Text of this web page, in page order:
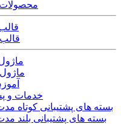
محصولات
خدمات و
بسته های پشتیبانی کوتاه
بسته های پشتیبانی بلند